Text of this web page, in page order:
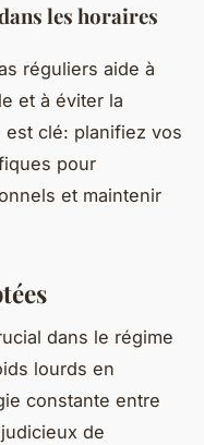
les horaires
réguliers aide à
et à éviter la
est clé: planifiez vos
pour
et maintenir
dans le régime
lourds en
constante entre
de